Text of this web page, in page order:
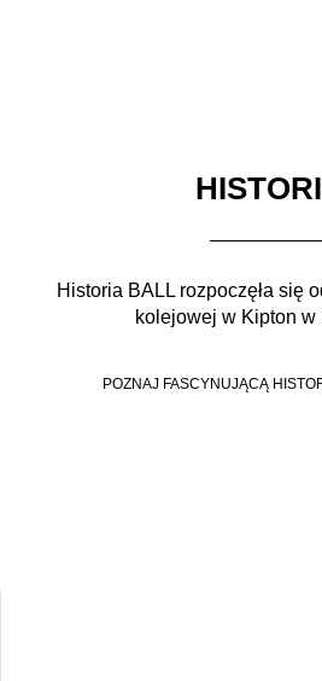
Historia BALL rozpoczęła się
kolejowej w Kipton w
POZNAJ FASCYNUJĄCĄ